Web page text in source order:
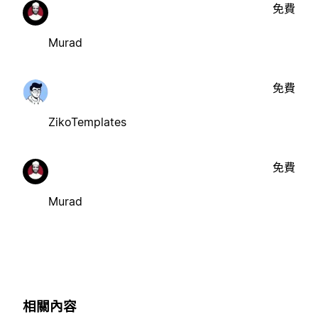
Murad
免費
ZikoTemplates
免費
Murad
免費
相關內容